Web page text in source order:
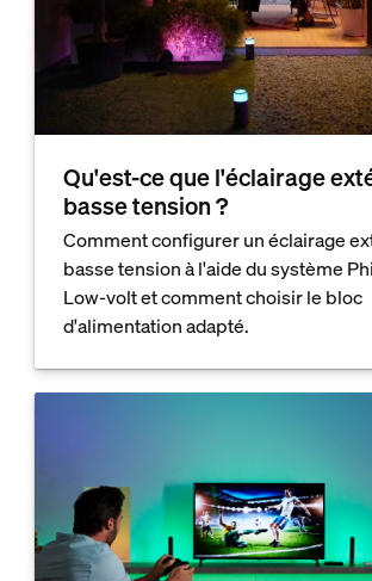
Qu'est-ce que l'éclairage
basse tension ?
Comment configurer un éclairage
basse tension à l'aide du système
Low-volt et comment choisir le bloc
d'alimentation adapté.